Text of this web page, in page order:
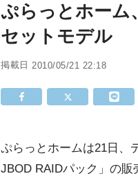
ぷらっとホーム
セットモデル
掲載日 2010/05/21 22:18
ぷらっとホームは21日、
JBOD RAIDパック」の